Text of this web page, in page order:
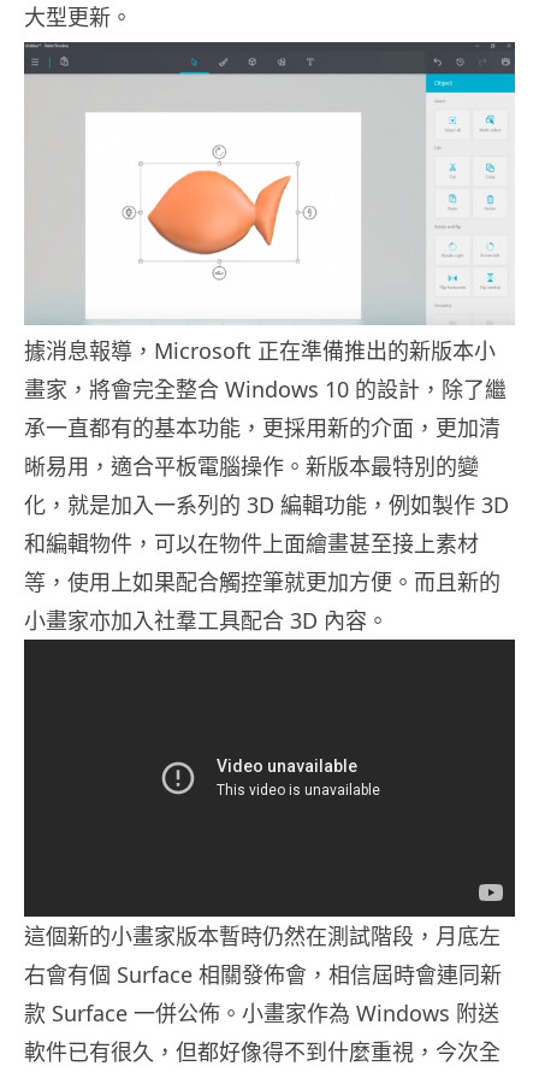
大型更新。
據消息報導，Microsoft 正在準備推出的新版本小
畫家，將會完全整合 Windows 10 的設計，除了繼
承一直都有的基本功能，更採用新的介面，更加清
晰易用，適合平板電腦操作。新版本最特別的變
化，就是加入一系列的 3D 編輯功能，例如製作 3D
和編輯物件，可以在物件上面繪畫甚至接上素材
等，使用上如果配合觸控筆就更加方便。而且新的
小畫家亦加入社羣工具配合 3D 內容。
這個新的小畫家版本暫時仍然在測試階段，月底左
右會有個 Surface 相關發佈會，相信屆時會連同新
款 Surface 一併公佈。小畫家作為 Windows 附送
軟件已有很久，但都好像得不到什麼重視，今次全